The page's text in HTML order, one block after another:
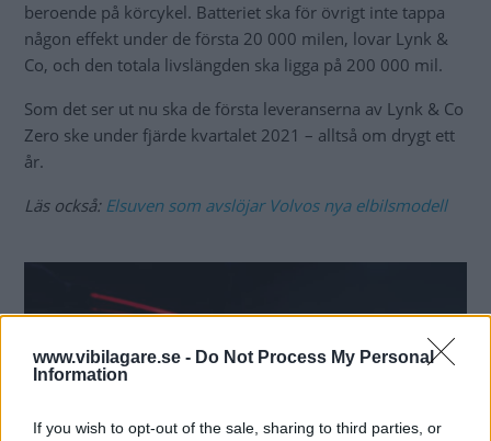
www.vibilagare.se - Do Not Process My Personal
Information
If you wish to opt-out of the sale, sharing to third parties, or
beroende på körcykel. Batteriet ska för övrigt inte tappa
någon effekt under de första 20 000 milen, lovar Lynk &
Co, och den totala livslängden ska ligga på 200 000 mil.
Som det ser ut nu ska de första leveranserna av Lynk & Co
Zero ske under fjärde kvartalet 2021 – alltså om drygt ett
år.
Läs också: Elsuven som avslöjar Volvos nya elbilsmodell